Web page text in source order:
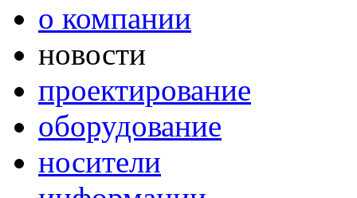
о компании
новости
проектирование
оборудование
носители